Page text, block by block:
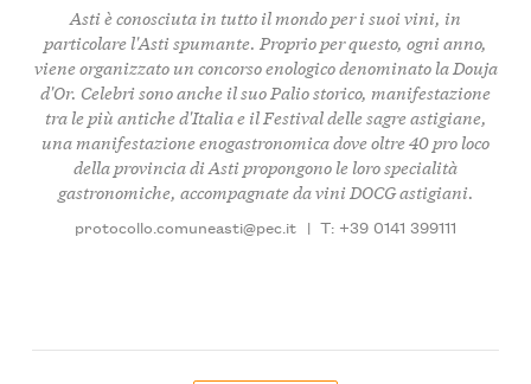
Asti è conosciuta in tutto il mondo per i suoi vini, in
particolare l'Asti spumante. Proprio per questo, ogni anno,
viene organizzato un concorso enologico denominato la Douja
d'Or. Celebri sono anche il suo Palio storico, manifestazione
tra le più antiche d'Italia e il Festival delle sagre astigiane,
una manifestazione enogastronomica dove oltre 40 pro loco
della provincia di Asti propongono le loro specialità
gastronomiche, accompagnate da vini DOCG astigiani.
protocollo.comuneasti@pec.it | T: +39 0141 399111